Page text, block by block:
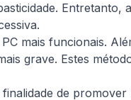
Entretanto,
mais funcionais.
grave. Estes
de